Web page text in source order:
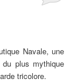
Navale, une
du plus mythique
tricolore.